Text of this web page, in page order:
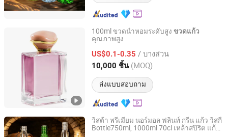
100ml ขวดน้ำหอมระดับสูง ขวดแก้ว
คุณภาพสูง
US$0.1-0.35 / บางส่วน
10,000 ชิ้น (MOQ)
ส่งแบบสอบถาม
Houben Packaging Technology Co., Ltd.
Jiangsu, China อัตราจาก 2024
วิสต้า พรีเมียม นอร์มอล ฟลินท์ กรีน แก้ว วิสกี้
Bottle750ml, 1000ml 70cl เหล้าสปิริต แก้ว
Shanghai Vista Glass Co., Ltd.